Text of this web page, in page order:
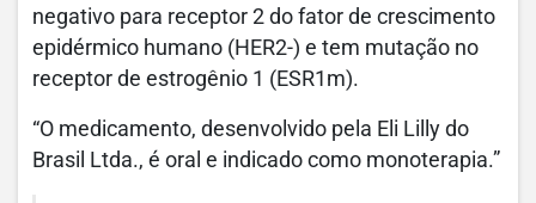
negativo para receptor 2 do fator de crescimento
epidérmico humano (HER2-) e tem mutação no
receptor de estrogênio 1 (ESR1m).
“O medicamento, desenvolvido pela Eli Lilly do
Brasil Ltda., é oral e indicado como monoterapia.”